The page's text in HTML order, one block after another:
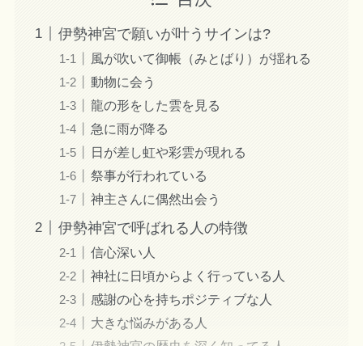
伊勢神宮で願いが叶うサインは?
風が吹いて御帳（みとばり）が揺れる
動物に会う
龍の形をした雲を見る
急に雨が降る
日が差し虹や彩雲が現れる
祭事が行われている
神主さんに偶然出会う
伊勢神宮で呼ばれる人の特徴
信心深い人
神社に日頃からよく行っている人
感謝の心を持ちポジティブな人
大きな悩みがある人